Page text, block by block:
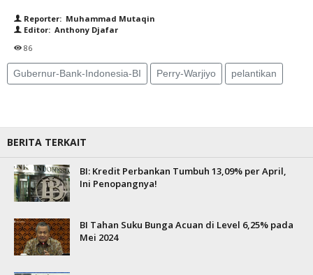
Reporter: Muhammad Mutaqin
Editor: Anthony Djafar
86
Gubernur-Bank-Indonesia-BI Perry-Warjiyo pelantikan
BERITA TERKAIT
BI: Kredit Perbankan Tumbuh 13,09% per April,
Ini Penopangnya!
BI Tahan Suku Bunga Acuan di Level 6,25% pada
Mei 2024